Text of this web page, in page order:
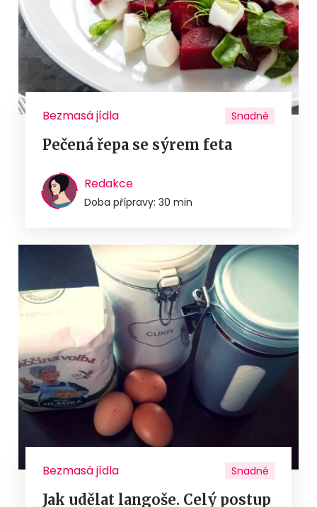
Bezmasá jídla Snadné
Pečená řepa se sýrem feta
Redakce
Doba přípravy: 30 min
Bezmasá jídla Snadné
Jak udělat langoše. Celý postup